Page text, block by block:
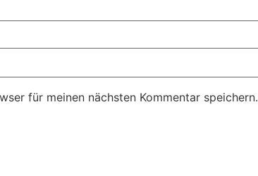
für meinen nächsten Kommentar speichern.